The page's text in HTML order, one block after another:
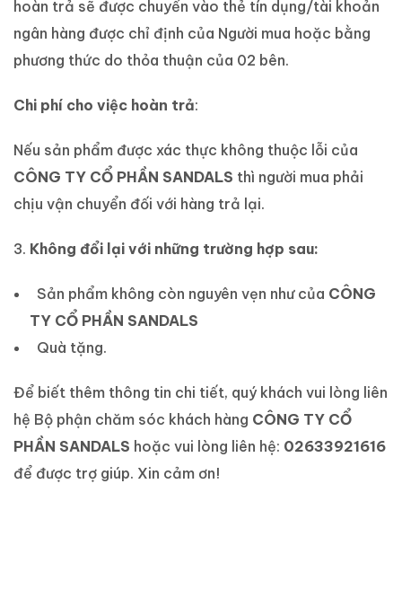
hoàn trả sẽ được chuyển vào thẻ tín dụng/tài khoản
ngân hàng được chỉ định của Người mua hoặc bằng
phương thức do thỏa thuận của 02 bên.
Chi phí cho việc hoàn trả:
Nếu sản phẩm được xác thực không thuộc lỗi của
CÔNG TY CỔ PHẦN SANDALS thì người mua phải
chịu vận chuyển đối với hàng trả lại.
Không đổi lại với những trường hợp sau:
Sản phẩm không còn nguyên vẹn như của CÔNG
TY CỔ PHẦN SANDALS
Quà tặng.
Để biết thêm thông tin chi tiết, quý khách vui lòng liên
hệ Bộ phận chăm sóc khách hàng CÔNG TY CỔ
PHẦN SANDALS hoặc vui lòng liên hệ: 02633921616
để được trợ giúp. Xin cảm ơn!